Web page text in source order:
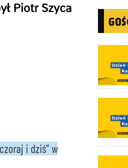
Piotr Szyca
i dziś” w